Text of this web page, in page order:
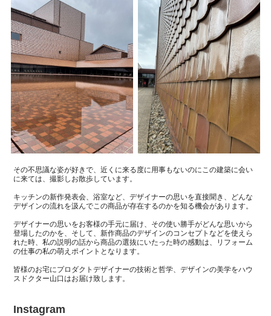
その不思議な姿が好きで、近くに来る度に用事もないのにこの建築に会い
に来ては、撮影しお散歩しています。
キッチンの新作発表会、浴室など、デザイナーの思いを直接聞き、どんな
デザインの流れを汲んでこの商品が存在するのかを知る機会があります。
デザイナーの思いをお客様の手元に届け、その使い勝手がどんな思いから
登場したのかを、そして、新作商品のデザインのコンセプトなどを使えら
れた時、私の説明の話から商品の選抜にいたった時の感動は、リフォーム
の仕事の私の萌えポイントとなります。
皆様のお宅にプロダクトデザイナーの技術と哲学、デザインの美学をハウ
スドクター山口はお届け致します。
Instagram